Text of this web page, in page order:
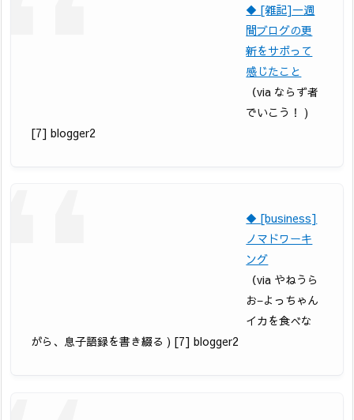
◆ [雑記]一週
間ブログの更
新をサボって
感じたこと
（via ならず者
でいこう！ )
[7] blogger2
◆ [business]
ノマドワーキ
ング
（via やねうら
お−よっちゃん
イカを食べな
がら、息子語録を書き綴る ) [7] blogger2